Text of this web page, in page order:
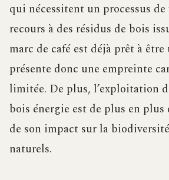
qui nécessitent un processus
recours à des résidus de bois
marc de café est déjà prêt à
présente donc une empreinte
limitée. De plus, l’exploitation
bois énergie est de plus en plus
de son impact sur la
naturels.